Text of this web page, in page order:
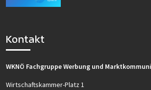
Kontakt
WKNÖ Fachgruppe Werbung und
Wirtschaftskammer-Platz 1